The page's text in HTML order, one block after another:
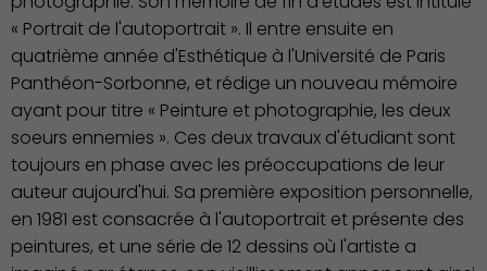
« Portrait de l'autoportrait ». Il entre ensuite en
quatrième année d'Esthétique à l'Université de Paris
Panthéon-Sorbonne, et rédige un nouveau mémoire
ayant pour titre « Peinture et photographie, les deux
soeurs ennemies ». Ces deux travaux d'étudiant sont
toujours en phase avec les préoccupations de leur
auteur aujourd'hui. Sa première exposition personnelle,
en 1981 est consacrée à l'autoportrait et présente des
peintures, et une série de 12 dessins où l'artiste a